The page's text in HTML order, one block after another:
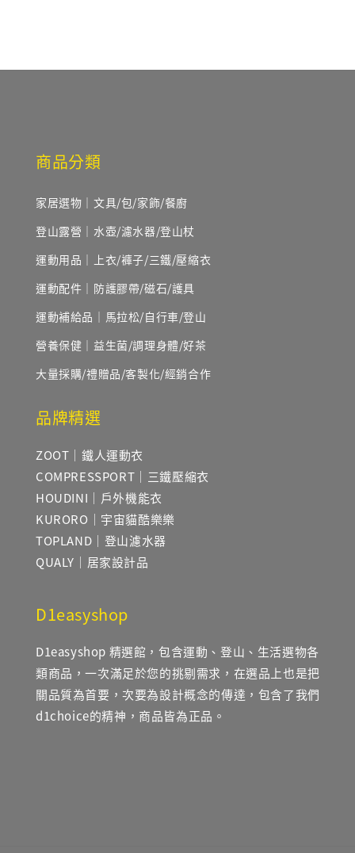
商品分類
家居選物｜文具/包/家飾/餐廚
登山露營｜水壺/濾水器/登山杖
運動用品｜上衣/褲子/三鐵/壓縮衣
運動配件｜防護膠帶/磁石/護具
運動補給品｜馬拉松/自行車/登山
營養保健｜益生菌/調理身體/好茶
大量採購/禮贈品/客製化/經銷合作
品牌精選
ZOOT｜鐵人運動衣
COMPRESSPORT｜三鐵壓縮衣
HOUDINI｜戶外機能衣
KURORO｜宇宙貓酷樂樂
TOPLAND｜登山濾水器
QUALY｜居家設計品
D1easyshop
D1easyshop 精選館，包含運動、登山、生活選物各
類商品，一次滿足於您的挑剔需求，在選品上也是把
關品質為首要，次要為設計概念的傳達，包含了我們
d1choice的精神，商品皆為正品。